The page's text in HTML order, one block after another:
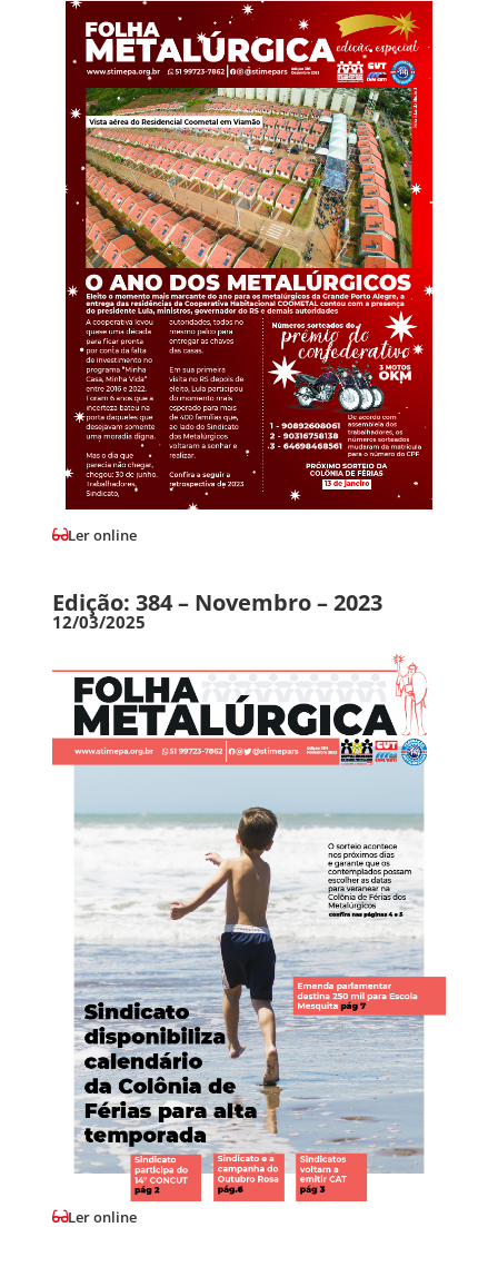
Ler online
Edição: 384 – Novembro – 2023
12/03/2025
Ler online